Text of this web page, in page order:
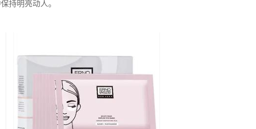
持明亮动人。